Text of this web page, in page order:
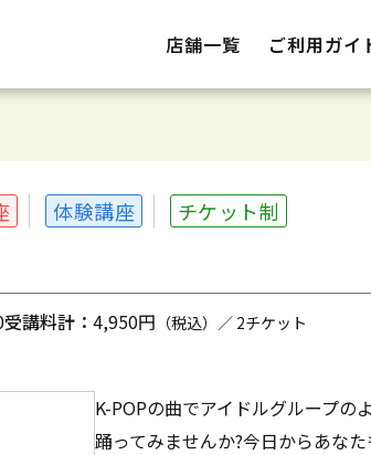
店舗一覧 ご利用ガイ
体験講座 チケット制
受講料計： 4,950円 （税込）／ 2チケット
K-POPの曲でアイドルグループの
踊ってみませんか?今日からあな